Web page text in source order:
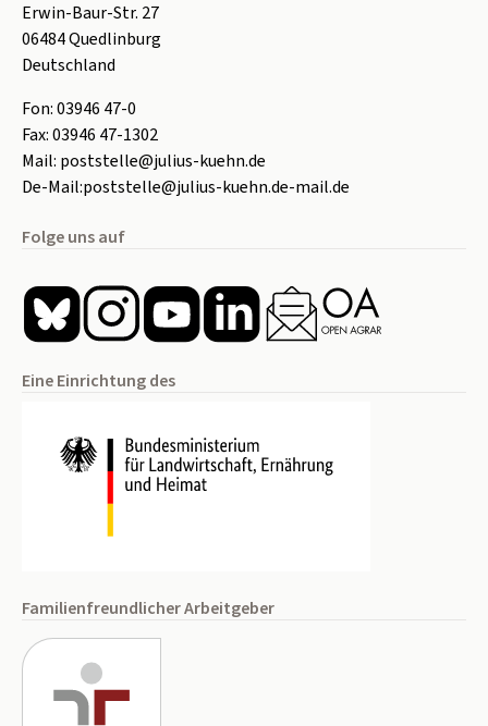
Erwin-Baur-Str. 27
06484Quedlinburg
Deutschland
Fon:03946 47-0
Fax:03946 47-1302
Mail: poststelle@julius-kuehn.de
De-Mail:poststelle@julius-kuehn.de-mail.de
Folge uns auf
Eine Einrichtung des
Familienfreundlicher Arbeitgeber